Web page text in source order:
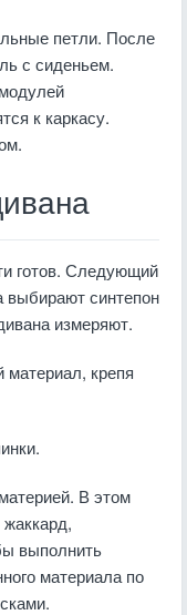
петли. После
с сиденьем.
модулей
к каркасу.
готов. Следующий
выбирают синтепон
измеряют.
крепя
В этом
выполнить
материала по